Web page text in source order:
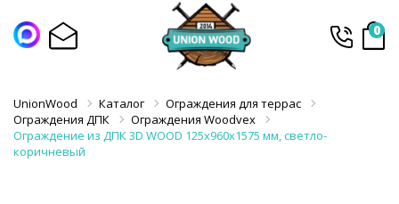
0
UnionWood Каталог
Ограждения для террас
Ограждения ДПК
Ограждения Woodvex
Ограждение из ДПК 3D WOOD 125х960х1575 мм, светло-
коричневый